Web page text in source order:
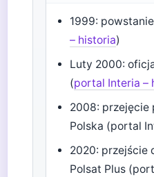
1999:
– historia)
Luty 2000:
(portal Interia –
2008: przejęcie
Polska (portal
2020: przejście
Polsat Plus